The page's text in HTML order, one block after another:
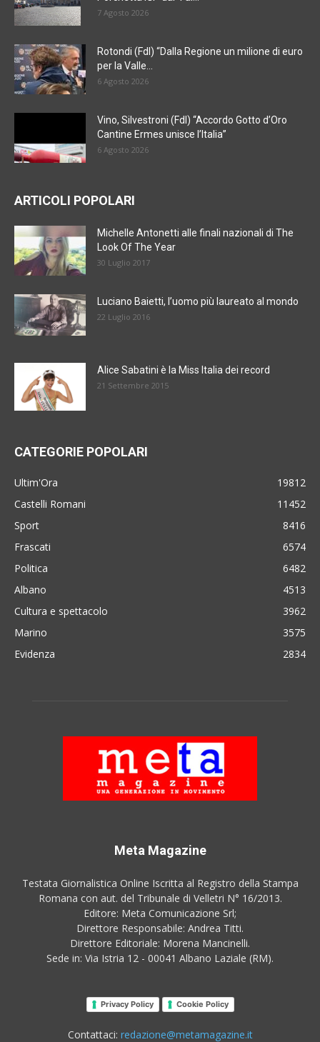
7 Agosto 2026
Rotondi (FdI) “Dalla Regione un milione di euro
per la Valle...
6 Agosto 2026
Vino, Silvestroni (FdI) “Accordo Gotto d’Oro
Cantine Ermes unisce l’Italia”
6 Agosto 2026
ARTICOLI POPOLARI
Michelle Antonetti alle finali nazionali di The
Look Of The Year
30 Luglio 2017
Luciano Baietti, l’uomo più laureato al mondo
22 Luglio 2016
Alice Sabatini è la Miss Italia dei record
21 Settembre 2015
CATEGORIE POPOLARI
Ultim'Ora
19812
Castelli Romani
11452
Sport
8416
Frascati
6574
Politica
6482
Albano
4513
Cultura e spettacolo
3962
Marino
3575
Evidenza
2834
Meta Magazine
Testata Giornalistica Online Iscritta al Registro della Stampa
Romana con aut. del Tribunale di Velletri N° 16/2013.
Editore: Meta Comunicazione Srl;
Direttore Responsabile: Andrea Titti.
Direttore Editoriale: Morena Mancinelli.
Sede in: Via Istria 12 - 00041 Albano Laziale (RM).
Privacy Policy Cookie Policy
Contattaci: redazione@metamagazine.it